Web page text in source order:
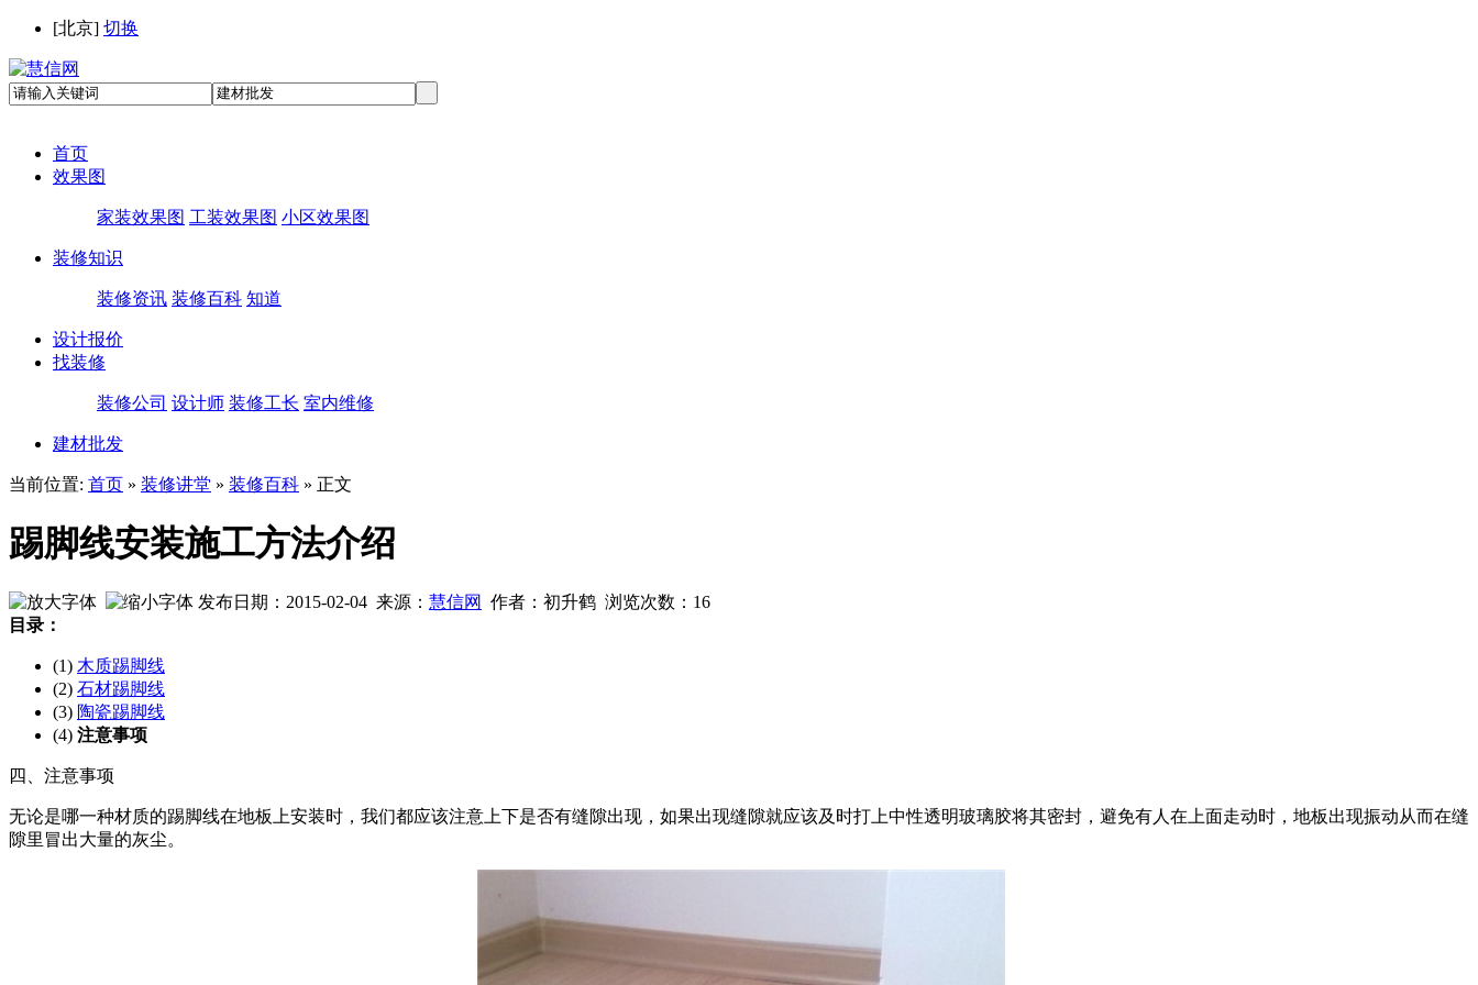
[北京] 切换
首页
效果图
家装效果图 工装效果图 小区效果图
装修知识
装修资讯 装修百科 知道
设计报价
找装修
装修公司 设计师 装修工长 室内维修
建材批发
当前位置: 首页 » 装修讲堂 » 装修百科 » 正文
踢脚线安装施工方法介绍
发布日期：2015-02-04 来源： 慧信网 作者：初升鹤 浏览次数： 16
目录：
(1) 木质踢脚线
(2) 石材踢脚线
(3) 陶瓷踢脚线
(4) 注意事项
四、注意事项
无论是哪一种材质的踢脚线在地板上安装时，我们都应该注意上下是否有缝隙出现，如果出现缝隙就应该及时打上中性透明玻璃胶将其密封，避免有人在上面走动时，地板出现振动从而在缝
隙里冒出大量的灰尘。